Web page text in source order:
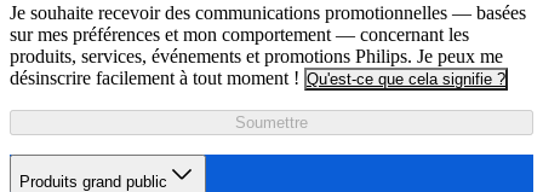
Je souhaite recevoir des communications promotionnelles — basées
sur mes préférences et mon comportement — concernant les
produits, services, événements et promotions Philips. Je peux me
désinscrire facilement à tout moment ! Qu'est-ce que cela signifie ?
Soumettre
Produits grand public